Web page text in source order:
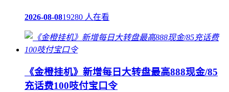
2026-08-0819280 人在看
《金橙挂机》新增每日大转盘最高888现金/85
充话费100吱付宝口令